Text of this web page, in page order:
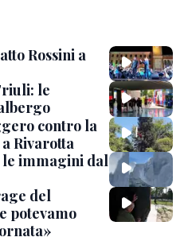
Rossini a
le
contro la
Rivarotta
immagini dal
del
potevamo